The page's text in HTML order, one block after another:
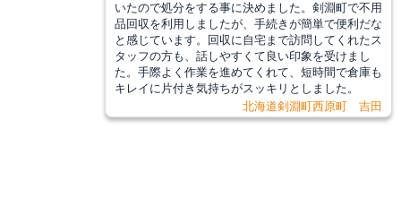
いたので処分をする事に決めました。剣淵町で不用
品回収を利用しましたが、手続きが簡単で便利だな
と感じています。回収に自宅まで訪問してくれたス
タッフの方も、話しやすくて良い印象を受けまし
た。手際よく作業を進めてくれて、短時間で倉庫も
キレイに片付き気持ちがスッキリとしました。
北海道剣淵町西原町 吉田